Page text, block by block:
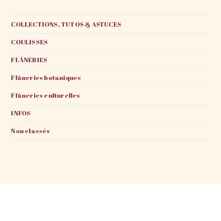
COLLECTIONS, TUTOS & ASTUCES
COULISSES
FLÂNERIES
Flâneries botaniques
Flâneries culturelles
INFOS
Non classés